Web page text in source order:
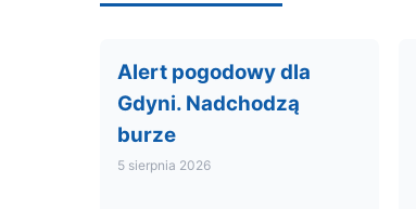
Alert pogodowy dla
Gdyni. Nadchodzą
burze
5 sierpnia 2026